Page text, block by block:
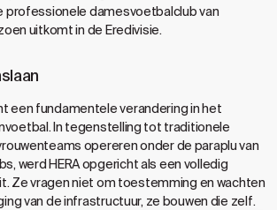
professionele damesvoetbalclub van
uitkomt in de Eredivisie.
een fundamentele verandering in het
In tegenstelling tot traditionele
opereren onder de paraplu van
werd HERA opgericht als een volledig
Ze vragen niet om toestemming en wachten
van de infrastructuur, ze bouwen die zelf.